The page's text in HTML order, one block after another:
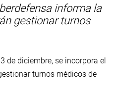
informa la
gestionar turnos
de diciembre, se incorpora el
turnos médicos de